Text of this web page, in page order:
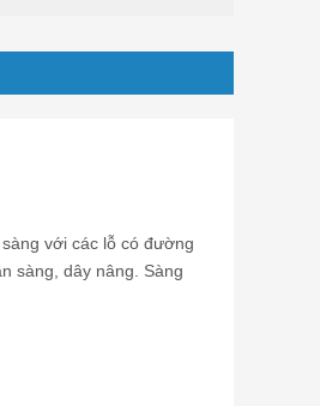
với các lỗ có đường
sàng, dây nâng. Sàng